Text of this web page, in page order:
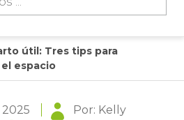
útil: Tres tips para
espacio
Por: Kelly